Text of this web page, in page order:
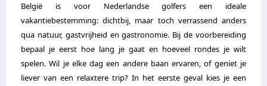
België is voor Nederlandse golfers een ideale
vakantiebestemming: dichtbij, maar toch verrassend anders
qua natuur, gastvrijheid en gastronomie. Bij de voorbereiding
bepaal je eerst hoe lang je gaat en hoeveel rondes je wilt
spelen. Wil je elke dag een andere baan ervaren, of geniet je
liever van een relaxtere trip? In het eerste geval kies je een